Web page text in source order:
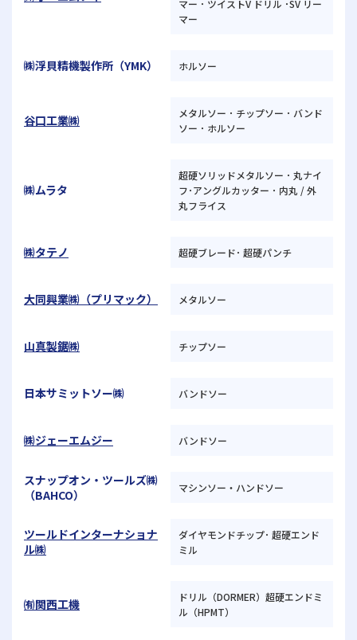
マー ･ ツイストV ドリル ･SV リー
マー
㈱浮貝精機製作所（YMK） ホルソー
谷口工業㈱
メタルソー ･ チップソー ･ バンド
ソー ･ ホルソー
㈱ムラタ
超硬ソリッドメタルソー ･ 丸ナイ
フ･アングルカッター ･ 内丸 / 外
丸フライス
㈱タテノ 超硬ブレード･ 超硬パンチ
大同興業㈱（プリマック） メタルソー
山真製鋸㈱ チップソー
日本サミットソー㈱ バンドソー
㈱ジェーエムジー バンドソー
スナップオン・ツールズ㈱
（BAHCO）
マシンソー・ハンドソー
ツールドインターナショナ
ル㈱
ダイヤモンドチップ･ 超硬エンド
ミル
㈲関西工機
ドリル（DORMER）超硬エンドミ
ル（HPMT）